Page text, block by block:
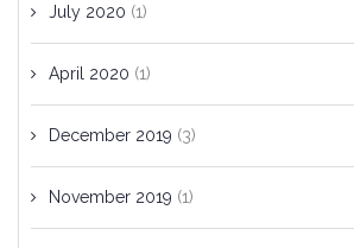
July 2020 (1)
April 2020 (1)
December 2019 (3)
November 2019 (1)